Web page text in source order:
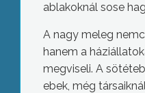
ablakoknál sose
A nagy meleg
hanem a
megviseli. A
ebek, még